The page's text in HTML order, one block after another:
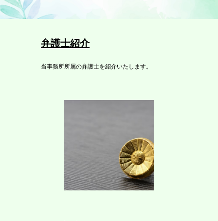
弁護士紹介
当事務所所属の弁護士を紹介いたします。